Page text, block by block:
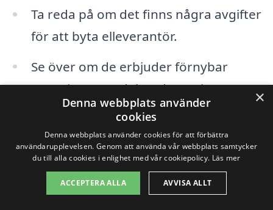
Ta reda på om det finns några avgifter
för att byta elleverantör.
Se över om de erbjuder förnybar
energi som en del av deras tjänster.
byta-elleverantr-0wb.se kan du enkelt få
flera offertförslag från olika
elleverantörer, både i Sävar och de
×
Denna webbplats använder
cookies
Denna webbplats använder cookies för att förbättra
användarupplevelsen. Genom att använda vår webbplats samtycker
du till alla cookies i enlighet med vår cookiepolicy. Läs mer
ACCEPTERA ALLA AVVISA ALLT